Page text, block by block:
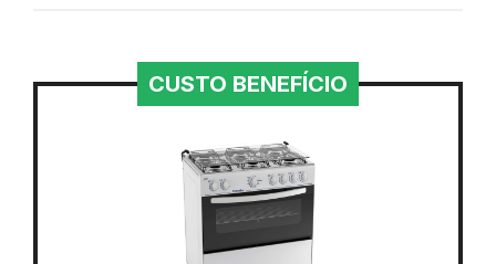
CUSTO BENEFÍCIO